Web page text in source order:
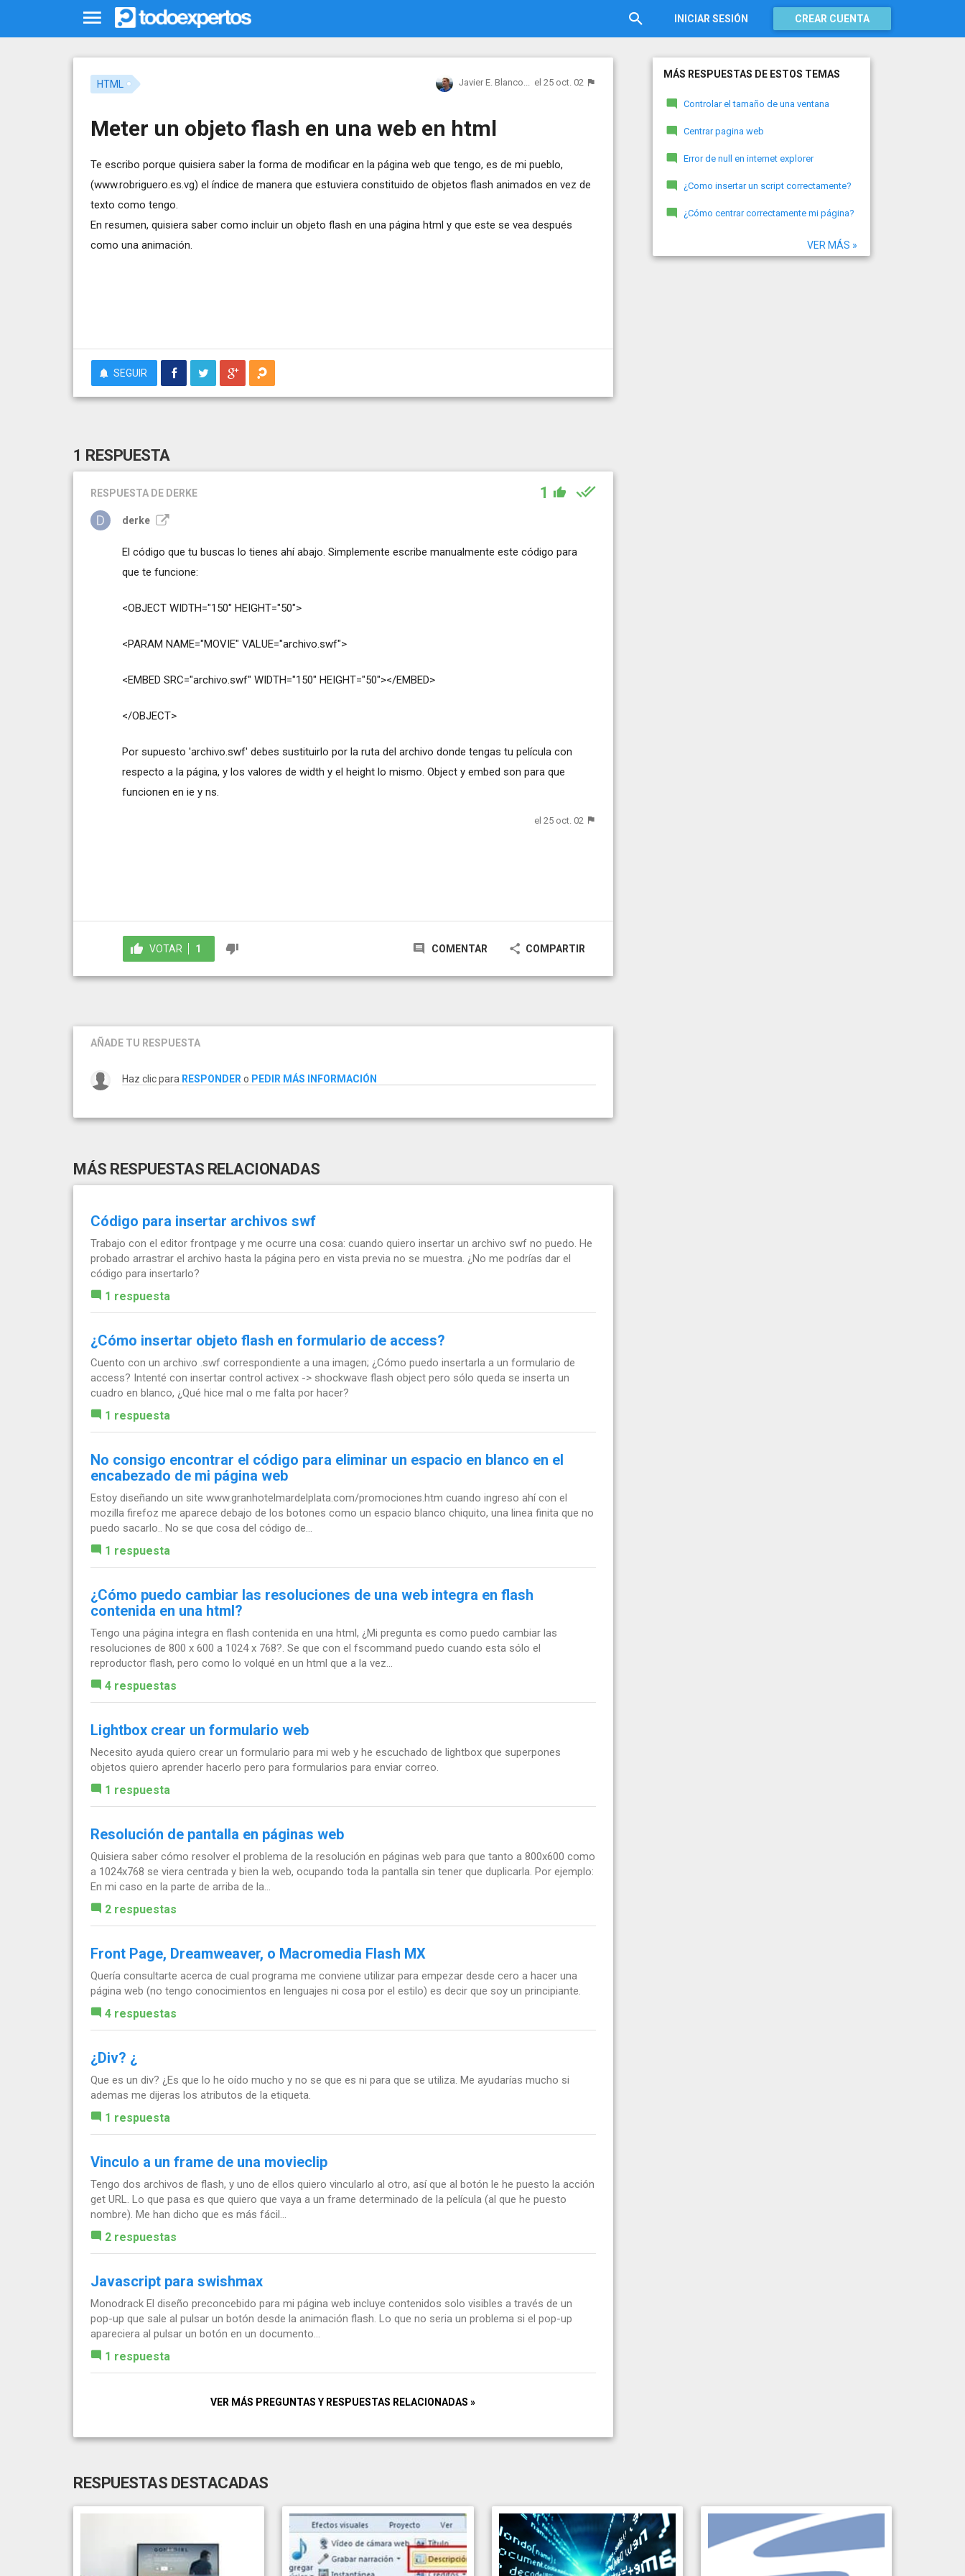
INICIAR SESIÓN CREAR CUENTA
HTML Javier E. Blanco... el 25 oct. 02
Meter un objeto flash en una web en html
Te escribo porque quisiera saber la forma de modificar en la página web que tengo, es de mi pueblo,
(www.robriguero.es.vg) el índice de manera que estuviera constituido de objetos flash animados en vez de
texto como tengo.
En resumen, quisiera saber como incluir un objeto flash en una página html y que este se vea después
como una animación.
SEGUIR
1 RESPUESTA
RESPUESTA DE DERKE 1
derke
El código que tu buscas lo tienes ahí abajo. Simplemente escribe manualmente este código para
que te funcione:
<OBJECT WIDTH="150" HEIGHT="50">
<PARAM NAME="MOVIE" VALUE="archivo.swf">
<EMBED SRC="archivo.swf" WIDTH="150" HEIGHT="50"></EMBED>
</OBJECT>
Por supuesto 'archivo.swf' debes sustituirlo por la ruta del archivo donde tengas tu película con
respecto a la página, y los valores de width y el height lo mismo. Object y embed son para que
funcionen en ie y ns.
el 25 oct. 02
VOTAR 1 COMENTAR COMPARTIR
AÑADE TU RESPUESTA
Haz clic para RESPONDER o PEDIR MÁS INFORMACIÓN
MÁS RESPUESTAS RELACIONADAS
Código para insertar archivos swf
Trabajo con el editor frontpage y me ocurre una cosa: cuando quiero insertar un archivo swf no puedo. He
probado arrastrar el archivo hasta la página pero en vista previa no se muestra. ¿No me podrías dar el
código para insertarlo?
1 respuesta
¿Cómo insertar objeto flash en formulario de access?
Cuento con un archivo .swf correspondiente a una imagen; ¿Cómo puedo insertarla a un formulario de
access? Intenté con insertar control activex -> shockwave flash object pero sólo queda se inserta un
cuadro en blanco, ¿Qué hice mal o me falta por hacer?
1 respuesta
No consigo encontrar el código para eliminar un espacio en blanco en el
encabezado de mi página web
Estoy diseñando un site www.granhotelmardelplata.com/promociones.htm cuando ingreso ahí con el
mozilla firefoz me aparece debajo de los botones como un espacio blanco chiquito, una linea finita que no
puedo sacarlo.. No se que cosa del código de...
1 respuesta
¿Cómo puedo cambiar las resoluciones de una web integra en flash
contenida en una html?
Tengo una página integra en flash contenida en una html, ¿Mi pregunta es como puedo cambiar las
resoluciones de 800 x 600 a 1024 x 768?. Se que con el fscommand puedo cuando esta sólo el
reproductor flash, pero como lo volqué en un html que a la vez...
4 respuestas
Lightbox crear un formulario web
Necesito ayuda quiero crear un formulario para mi web y he escuchado de lightbox que superpones
objetos quiero aprender hacerlo pero para formularios para enviar correo.
1 respuesta
Resolución de pantalla en páginas web
Quisiera saber cómo resolver el problema de la resolución en páginas web para que tanto a 800x600 como
a 1024x768 se viera centrada y bien la web, ocupando toda la pantalla sin tener que duplicarla. Por ejemplo:
En mi caso en la parte de arriba de la...
2 respuestas
Front Page, Dreamweaver, o Macromedia Flash MX
Quería consultarte acerca de cual programa me conviene utilizar para empezar desde cero a hacer una
página web (no tengo conocimientos en lenguajes ni cosa por el estilo) es decir que soy un principiante.
4 respuestas
¿Div? ¿
Que es un div? ¿Es que lo he oído mucho y no se que es ni para que se utiliza. Me ayudarías mucho si
ademas me dijeras los atributos de la etiqueta.
1 respuesta
Vinculo a un frame de una movieclip
Tengo dos archivos de flash, y uno de ellos quiero vincularlo al otro, así que al botón le he puesto la acción
get URL. Lo que pasa es que quiero que vaya a un frame determinado de la película (al que he puesto
nombre). Me han dicho que es más fácil...
2 respuestas
Javascript para swishmax
Monodrack El diseño preconcebido para mi página web incluye contenidos solo visibles a través de un
pop-up que sale al pulsar un botón desde la animación flash. Lo que no seria un problema si el pop-up
apareciera al pulsar un botón en un documento...
1 respuesta
VER MÁS PREGUNTAS Y RESPUESTAS RELACIONADAS »
MÁS RESPUESTAS DE ESTOS TEMAS
Controlar el tamaño de una ventana
Centrar pagina web
Error de null en internet explorer
¿Como insertar un script correctamente?
¿Cómo centrar correctamente mi página?
VER MÁS »
RESPUESTAS DESTACADAS